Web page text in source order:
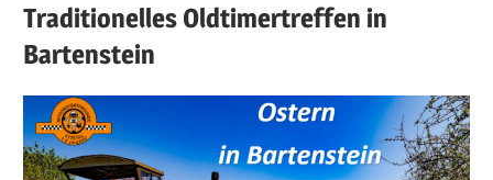
Traditionelles Oldtimertreffen in
Bartenstein